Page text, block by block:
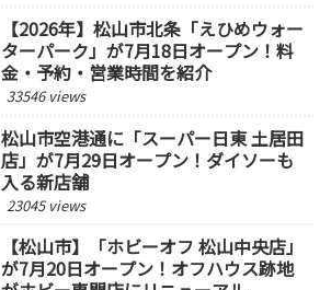
【2026年】松山市北条「えひめウォー
ターパーク」が7月18日オープン！料
金・予約・営業時間を紹介
33546 views
松山市空港通に「スーパー日東 土居田
店」が7月29日オープン！ダイソーも
入る新店舗
23045 views
【松山市】「ホビーオフ 松山中央店」
が7月20日オープン！オフハウス跡地